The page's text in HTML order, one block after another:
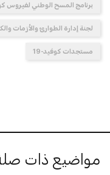
برنامج المسح الوطني لفيروس
لجنة إدارة الطوارئ والأزمات
مستجدات كوفيد-19
مواضيع ذات